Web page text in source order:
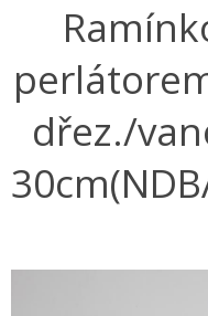
dřez./